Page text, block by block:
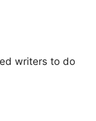
writers to do